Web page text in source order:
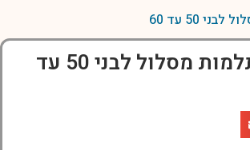
50 עד 60
מגדל השתלמות מסלול לבני 50 עד